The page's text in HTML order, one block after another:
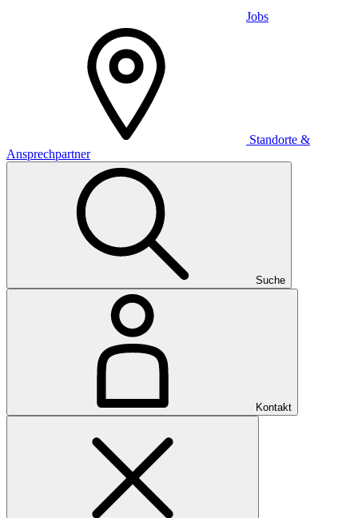
Jobs
Standorte &
Ansprechpartner
Suche
Kontakt